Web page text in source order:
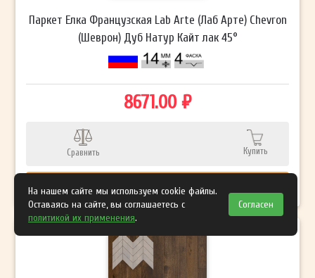
Паркет Елка Французская Lab Arte (Лаб Арте) Chevron
(Шеврон) Дуб Натур Кайт лак 45°
8671.00 ₽
Сравнить Купить
Узнать цену со скидкой
На нашем сайте мы используем cookie файлы.
Оставаясь на сайте, вы соглашаетесь с
политикой их применения.
Согласен